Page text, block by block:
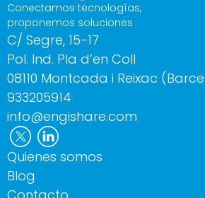
Conectamos tecnologías,
proponemos soluciones
Quienes somos
Blog
C/ Segre, 15-17
Pol. Ind. Pla d’en Coll
08110 Montcada i Reixac
933205914
info@engishare.com